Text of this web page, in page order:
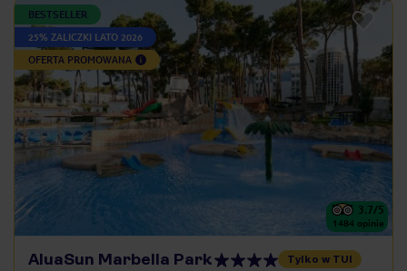
BESTSELLER
25% ZALICZKI LATO 2026
OFERTA PROMOWANA
3.7/5
1484 opinie
AluaSun Marbella Park Tylko w TUI